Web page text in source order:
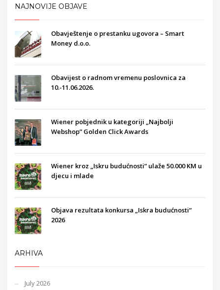
NAJNOVIJE OBJAVE
Obavještenje o prestanku ugovora – Smart
Money d.o.o.
Obavijest o radnom vremenu poslovnica za
10.-11.06.2026.
Wiener pobjednik u kategoriji „Najbolji
Webshop” Golden Click Awards
Wiener kroz „Iskru budućnosti“ ulaže 50.000 KM u
djecu i mlade
Objava rezultata konkursa „Iskra budućnosti“
2026
ARHIVA
July 2026